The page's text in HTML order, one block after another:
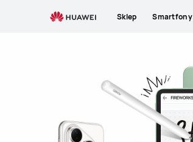
Sklep Smartfony